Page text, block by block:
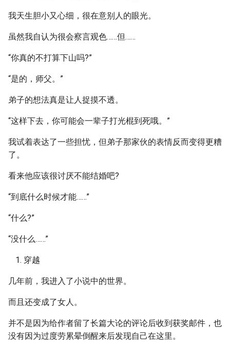
我天生胆小又心细，很在意别人的眼光。
虽然我自认为很会察言观色……但……
“你真的不打算下山吗?”
“是的，师父。”
弟子的想法真是让人捉摸不透。
“这样下去，你可能会一辈子打光棍到死哦。”
我试着表达了一些担忧，但弟子那家伙的表情反而变得更糟
了。
看来他应该很讨厌不能结婚吧?
“到底什么时候才能……”
“什么?”
“没什么……”
穿越
几年前，我进入了小说中的世界。
而且还变成了女人。
并不是因为给作者留了长篇大论的评论后收到获奖邮件，也
没有因为过度劳累晕倒醒来后发现自己在这里。